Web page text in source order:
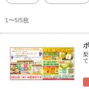
1〜5/5枚